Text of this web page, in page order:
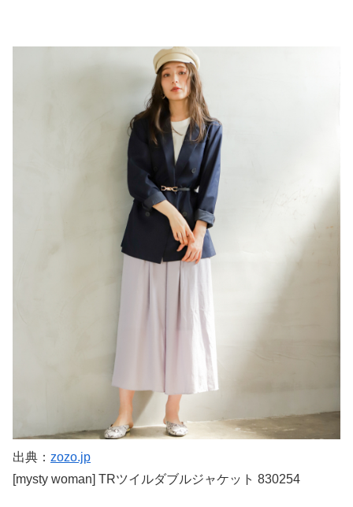
出典： zozo.jp
[mysty woman] TRツイルダブルジャケット 830254